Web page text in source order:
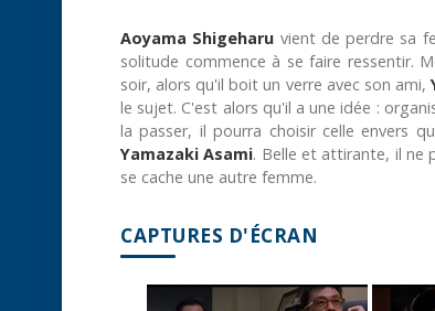
Aoyama Shigeharu vient de perdre sa
solitude commence à se faire ressentir.
soir, alors qu'il boit un verre avec son ami,
le sujet. C'est alors qu'il a une idée :
la passer, il pourra choisir celle envers
Yamazaki Asami. Belle et attirante, il ne
se cache une autre femme.
CAPTURES D'ÉCRAN